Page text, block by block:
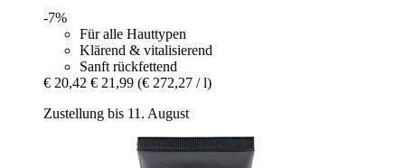
-7%
Für alle Hauttypen
Klärend & vitalisierend
Sanft rückfettend
€ 20,42 € 21,99 (€ 272,27 / l)
Zustellung bis 11. August